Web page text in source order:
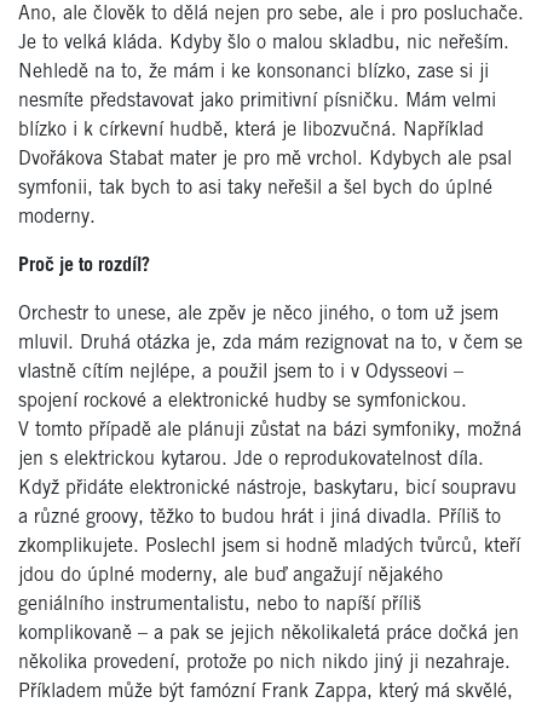
Ano, ale člověk to dělá nejen pro sebe, ale i pro posluchače.
Je to velká kláda. Kdyby šlo o malou skladbu, nic neřeším.
Nehledě na to, že mám i ke konsonanci blízko, zase si ji
nesmíte představovat jako primitivní písničku. Mám velmi
blízko i k církevní hudbě, která je libozvučná. Například
Dvořákova Stabat mater je pro mě vrchol. Kdybych ale psal
symfonii, tak bych to asi taky neřešil a šel bych do úplné
moderny.
Proč je to rozdíl?
Orchestr to unese, ale zpěv je něco jiného, o tom už jsem
mluvil. Druhá otázka je, zda mám rezignovat na to, v čem se
vlastně cítím nejlépe, a použil jsem to i v Odysseovi –
spojení rockové a elektronické hudby se symfonickou.
V tomto případě ale plánuji zůstat na bázi symfoniky, možná
jen s elektrickou kytarou. Jde o reprodukovatelnost díla.
Když přidáte elektronické nástroje, baskytaru, bicí soupravu
a různé groovy, těžko to budou hrát i jiná divadla. Příliš to
zkomplikujete. Poslechl jsem si hodně mladých tvůrců, kteří
jdou do úplné moderny, ale buď angažují nějakého
geniálního instrumentalistu, nebo to napíší příliš
komplikovaně – a pak se jejich několikaletá práce dočká jen
několika provedení, protože po nich nikdo jiný ji nezahraje.
Příkladem může být famózní Frank Zappa, který má skvělé,